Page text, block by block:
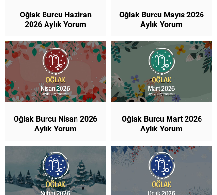
Oğlak Burcu Haziran
2026 Aylık Yorum
Oğlak Burcu Mayıs 2026
Aylık Yorum
Oğlak Burcu Nisan 2026
Aylık Yorum
Oğlak Burcu Mart 2026
Aylık Yorum